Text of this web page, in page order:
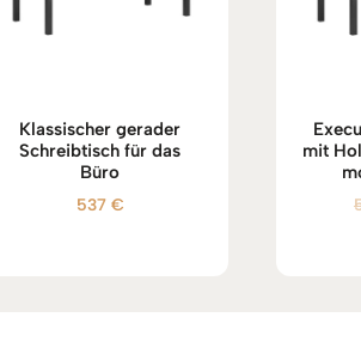
Klassischer gerader
Schreibtisch für das
Büro
537 €
mit